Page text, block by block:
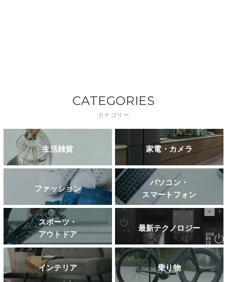
CATEGORIES
カテゴリー
生活雑貨 家電・カメラ
ファッション
パソコン・
スマートフォン
スポーツ・
アウトドア
最新テクノロジー
インテリア 乗り物